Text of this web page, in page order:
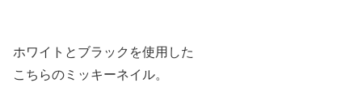
ホワイトとブラックを使用した
こちらのミッキーネイル。